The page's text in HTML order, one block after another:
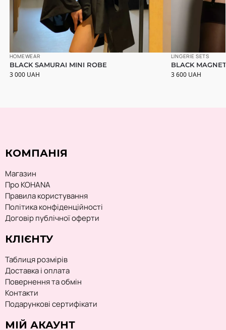
HOMEWEAR
BLACK SAMURAI MINI ROBE
3 000 UAH
LINGERIE SETS
BLACK
3 600 UAH
КОМПАНІЯ
Магазин
Про KOHANA
Правила користування
Політика конфіденційності
Договір публічної оферти
КЛІЄНТУ
Таблиця розмірів
Доставка і оплата
Повернення та обмін
Контакти
Подарункові сертифікати
МІЙ АКАУНТ